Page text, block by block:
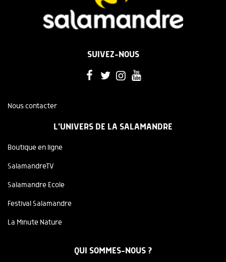
SUIVEZ-NOUS
Nous contacter
L'UNIVERS DE LA SALAMANDRE
Boutique en ligne
SalamandreTV
Salamandre Ecole
Festival Salamandre
La Minute Nature
QUI SOMMES-NOUS ?